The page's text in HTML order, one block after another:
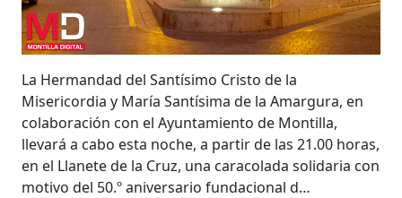
La Hermandad del Santísimo Cristo de la
Misericordia y María Santísima de la Amargura, en
colaboración con el Ayuntamiento de Montilla,
llevará a cabo esta noche, a partir de las 21.00 horas,
en el Llanete de la Cruz, una caracolada solidaria con
motivo del 50.º aniversario fundacional d…